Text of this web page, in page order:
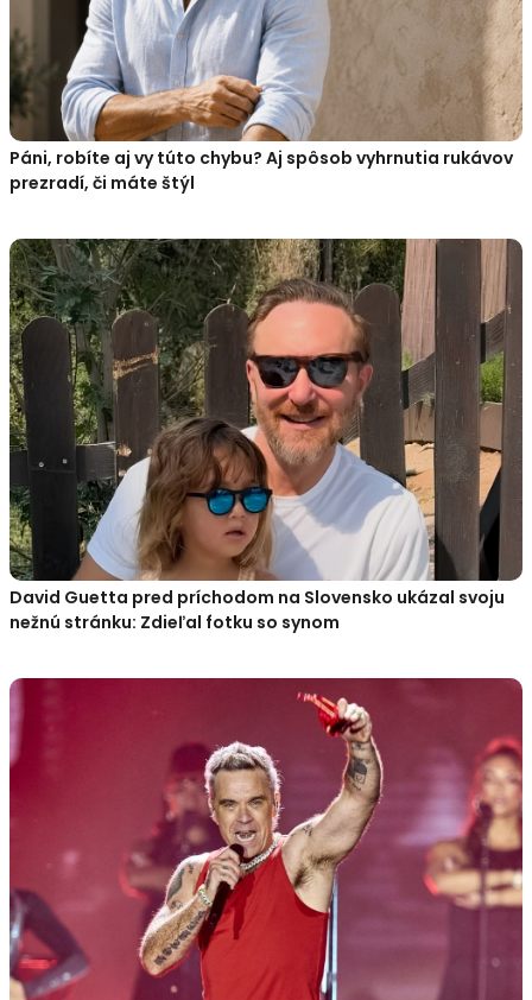
Páni, robíte aj vy túto chybu? Aj spôsob vyhrnutia rukávov
prezradí, či máte štýl
David Guetta pred príchodom na Slovensko ukázal svoju
nežnú stránku: Zdieľal fotku so synom